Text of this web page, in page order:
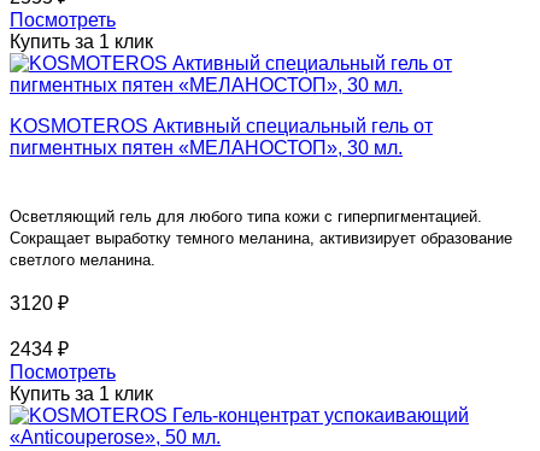
Посмотреть
Купить за 1 клик
KOSMOTEROS Активный специальный гель от
пигментных пятен «МЕЛАНОСТОП», 30 мл.
Осветляющий гель для любого типа кожи с гиперпигментацией.
Сокращает выработку темного меланина, активизирует образование
светлого меланина.
3120 ₽
2434 ₽
Посмотреть
Купить за 1 клик